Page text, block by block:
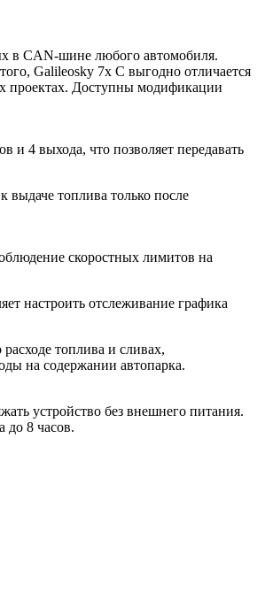
в CAN-шине любого автомобиля.
Galileosky 7x C выгодно отличается
проектах. Доступны модификации
и 4 выхода, что позволяет передавать
выдаче топлива только после
скоростных лимитов на
настроить отслеживание графика
топлива и сливах,
на содержании автопарка.
устройство без внешнего питания.
до 8 часов.